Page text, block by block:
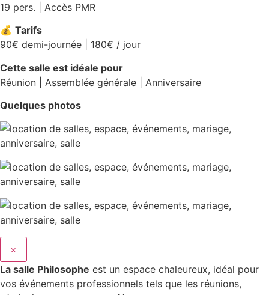
19 pers. | Accès PMR
💰 Tarifs
90€ demi-journée | 180€ / jour
Cette salle est idéale pour
Réunion | Assemblée générale | Anniversaire
Quelques photos
×
La salle Philosophe est un espace chaleureux, idéal pour
vos événements professionnels tels que les réunions,